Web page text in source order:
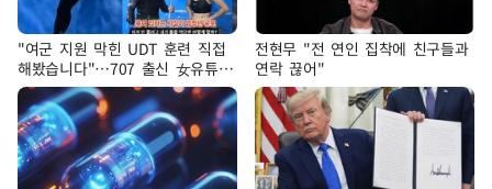
"여군 지원 막힌 UDT 훈련 직접
해봤습니다"…707 출신 女유튜버
'완벽 소화'
전현무 "전 연인 집착에 친구들과
연락 끊어"